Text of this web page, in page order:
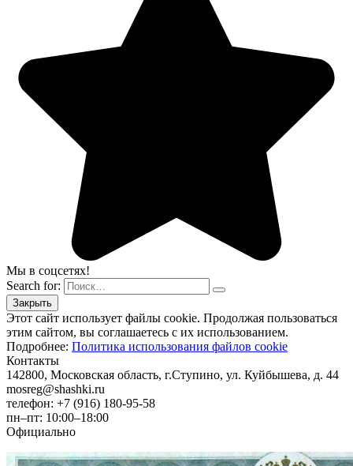
Мы в соцсетях!
Search for:
Этот сайт использует файлы cookie. Продолжая пользоваться
этим сайтом, вы соглашаетесь с их использованием.
Подробнее: Политика использования файлов cookie
Контакты
142800, Московская область, г.Ступино, ул. Куйбышева, д. 44
mosreg@shashki.ru
телефон: +7 (916) 180-95-58
пн–пт: 10:00–18:00
Официально